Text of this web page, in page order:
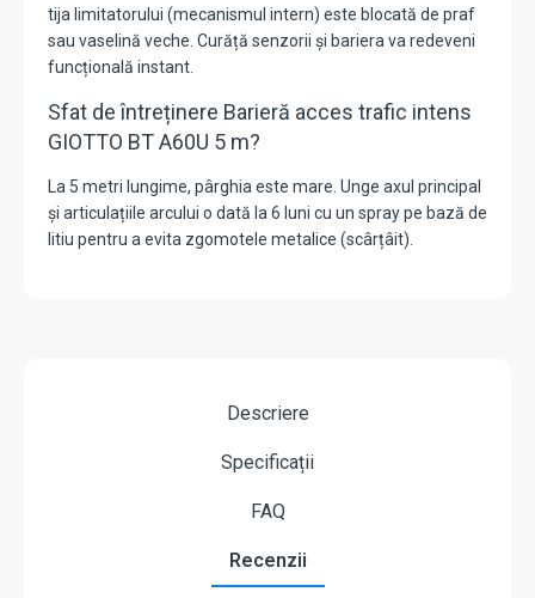
tija limitatorului (mecanismul intern) este blocată de praf
sau vaselină veche. Curăță senzorii și bariera va redeveni
funcțională instant.
Sfat de întreținere Barieră acces trafic intens
GIOTTO BT A60U 5 m?
La 5 metri lungime, pârghia este mare. Unge axul principal
și articulațiile arcului o dată la 6 luni cu un spray pe bază de
litiu pentru a evita zgomotele metalice (scârțâit).
Descriere
Specificații
FAQ
Recenzii